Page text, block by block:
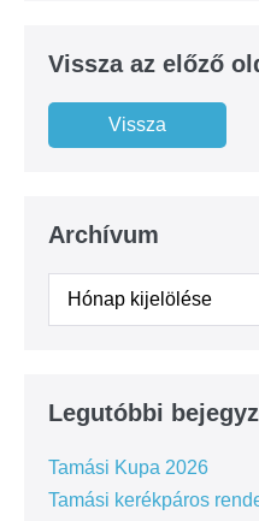
Vissza az előző
Archívum
Legutóbbi
Tamási Kupa 2026
Tamási kerékpáros